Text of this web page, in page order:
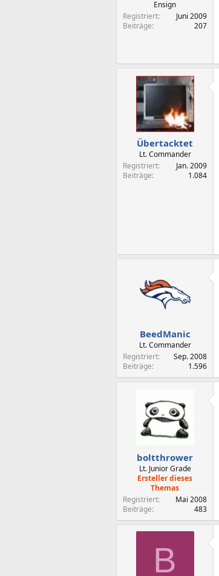
Ensign
Registriert
Juni 2009
Beiträge
207
Übertacktet
Lt. Commander
Registriert
Jan. 2009
Beiträge
1.084
BeedManic
Lt. Commander
Registriert
Sep. 2008
Beiträge
1.596
boltthrower
Lt. Junior Grade
Ersteller dieses
Themas
Registriert
Mai 2008
Beiträge
483
B